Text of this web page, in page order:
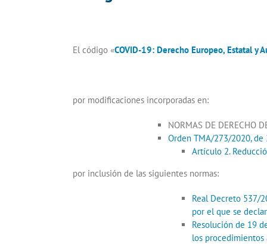
El código «COVID-19: Derecho Europeo, Estatal y
por modificaciones incorporadas en:
NORMAS DE DERECHO
Orden TMA/273/2020,
Artículo 2.
por inclusión de las siguientes normas:
Real Decreto 537/
por el que se
Resolución de 19
los